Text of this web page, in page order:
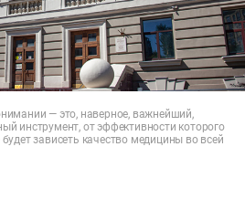
— это, наверное, важнейший,
инструмент, от эффективности которого
зависеть качество медицины во всей